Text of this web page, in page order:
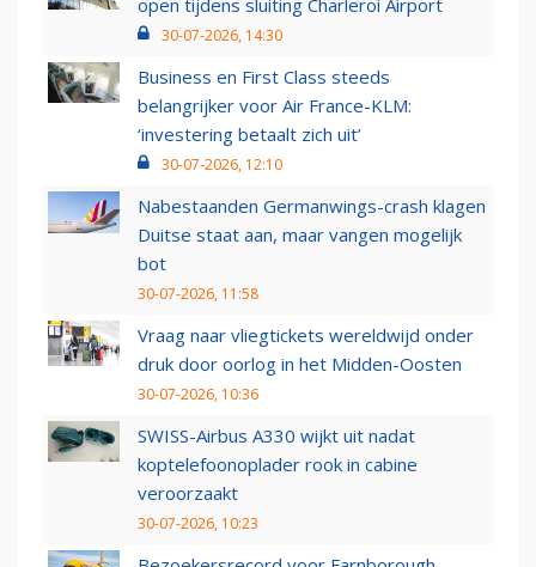
open tijdens sluiting Charleroi Airport
30-07-2026, 14:30
Business en First Class steeds
belangrijker voor Air France-KLM:
‘investering betaalt zich uit’
30-07-2026, 12:10
Nabestaanden Germanwings-crash klagen
Duitse staat aan, maar vangen mogelijk
bot
30-07-2026, 11:58
Vraag naar vliegtickets wereldwijd onder
druk door oorlog in het Midden-Oosten
30-07-2026, 10:36
SWISS-Airbus A330 wijkt uit nadat
koptelefoonoplader rook in cabine
veroorzaakt
30-07-2026, 10:23